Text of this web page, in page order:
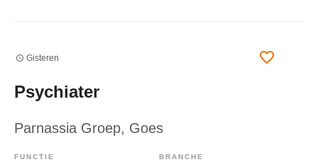
Gisteren
Psychiater
Parnassia Groep, Goes
FUNCTIE BRANCHE